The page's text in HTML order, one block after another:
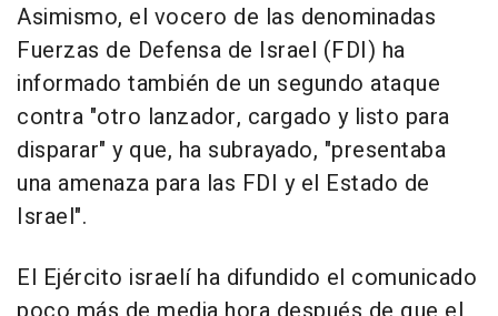
Asimismo, el vocero de las denominadas
Fuerzas de Defensa de Israel (FDI) ha
informado también de un segundo ataque
contra "otro lanzador, cargado y listo para
disparar" y que, ha subrayado, "presentaba
una amenaza para las FDI y el Estado de
Israel".
El Ejército israelí ha difundido el comunicado